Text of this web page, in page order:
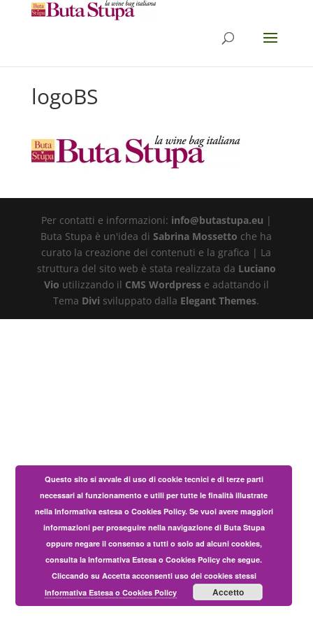
logoBS
Per contatti e informazioni: info@butastupa.eu |
Buta Stupa è un'idea diSabrina Mossetto che ha
curato la creazione dei contenuti e la grafica | La
struttura del sito web è stata realizzata da Luciano
Vio utilizzando il CMS Wordpresse adattando il
Tema Divi sviluppato dalla Elegant Themes.
Questo sito si avvale di uso di cookie tecnici e di terze parti
necessari al funzionamento e utili per tutte le finalità illustrate
nella Informativa estesa o Cookies Policy. Se vuoi avere maggiori
informazioni per proseguire nella navigazione di Buta Stupa
oppure negare il consenso a tutti o solo ad alcuni cookies,
consulta la Informativa Estesa o Cookies Policy che segue.
Cliccando su Accetta acconsenti uso dei cookies stessi
Informativa Estesa o Cookies Policy
Accetto